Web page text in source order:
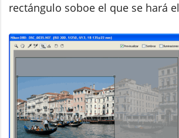
rectángulo soboe el que se hará